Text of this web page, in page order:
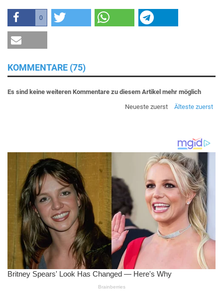
0
KOMMENTARE (75)
Es sind keine weiteren Kommentare zu diesem Artikel mehr möglich
Neueste zuerst
Älteste zuerst